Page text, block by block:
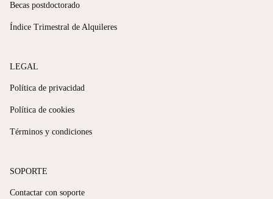
Becas postdoctorado
Índice Trimestral de Alquileres
LEGAL
Política de privacidad
Política de cookies
Términos y condiciones
SOPORTE
Contactar con soporte